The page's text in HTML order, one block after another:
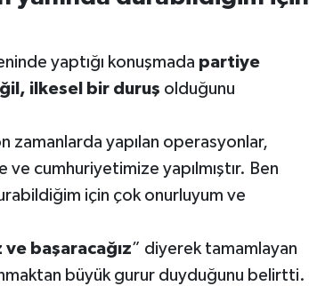
yaptığı konuşmada partiye
ilkesel bir duruş olduğunu
zamanlarda yapılan operasyonlar,
ve cumhuriyetimize yapılmıştır. Ben
için çok onurluyum ve
ve başaracağız” diyerek tamamlayan
büyük gurur duyduğunu belirtti.